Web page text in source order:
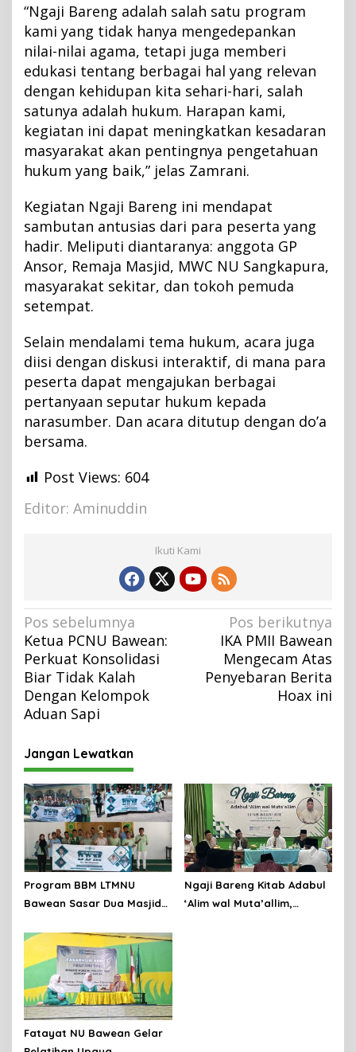
“Ngaji Bareng adalah salah satu program
kami yang tidak hanya mengedepankan
nilai-nilai agama, tetapi juga memberi
edukasi tentang berbagai hal yang relevan
dengan kehidupan kita sehari-hari, salah
satunya adalah hukum. Harapan kami,
kegiatan ini dapat meningkatkan kesadaran
masyarakat akan pentingnya pengetahuan
hukum yang baik,” jelas Zamrani.
Kegiatan Ngaji Bareng ini mendapat
sambutan antusias dari para peserta yang
hadir. Meliputi diantaranya: anggota GP
Ansor, Remaja Masjid, MWC NU Sangkapura,
masyarakat sekitar, dan tokoh pemuda
setempat.
Selain mendalami tema hukum, acara juga
diisi dengan diskusi interaktif, di mana para
peserta dapat mengajukan berbagai
pertanyaan seputar hukum kepada
narasumber. Dan acara ditutup dengan do’a
bersama.
Post Views: 604
Editor: Aminuddin
Ikuti Kami
N
a
v
i
g
s
i
p
o
s
Pos sebelumnya
Ketua PCNU Bawean:
Perkuat Konsolidasi
Biar Tidak Kalah
Dengan Kelompok
Aduan Sapi
Pos berikutnya
IKA PMII Bawean
Mengecam Atas
Penyebaran Berita
Hoax ini
Jangan Lewatkan
Program BBM LTMNU
Bawean Sasar Dua Masjid
Wilayah Timur Pulau
Bawean
Ngaji Bareng Kitab Adabul
‘Alim wal Muta’allim,
Fatayat NU Bawean Gelar